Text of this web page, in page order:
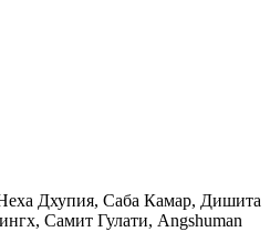
Дхупия, Саба Камар, Дишита
Самит Гулати, Angshuman